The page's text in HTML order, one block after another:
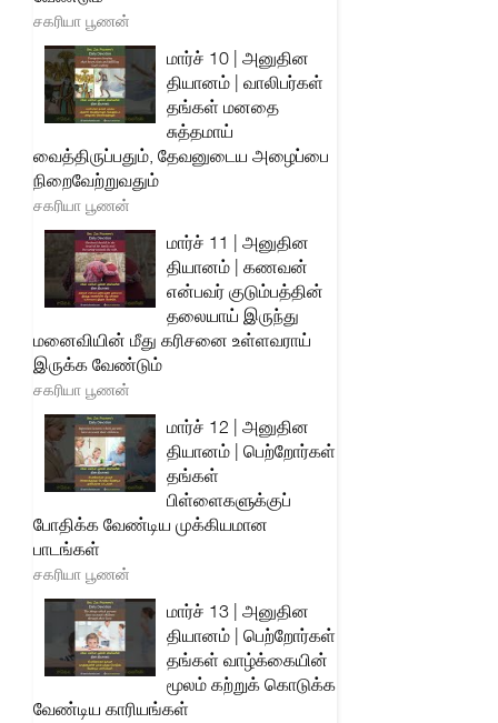
சகரியா பூணன்
மார்ச் 10 | அனுதின
தியானம் | வாலிபர்கள்
தங்கள் மனதை
சுத்தமாய்
வைத்திருப்பதும், தேவனுடைய அழைப்பை
நிறைவேற்றுவதும்
சகரியா பூணன்
மார்ச் 11 | அனுதின
தியானம் | கணவன்
என்பவர் குடும்பத்தின்
தலையாய் இருந்து
மனைவியின் மீது கரிசனை உள்ளவராய்
இருக்க வேண்டும்
சகரியா பூணன்
மார்ச் 12 | அனுதின
தியானம் | பெற்றோர்கள்
தங்கள்
பிள்ளைகளுக்குப்
போதிக்க வேண்டிய முக்கியமான
பாடங்கள்
சகரியா பூணன்
மார்ச் 13 | அனுதின
தியானம் | பெற்றோர்கள்
தங்கள் வாழ்க்கையின்
மூலம் கற்றுக் கொடுக்க
வேண்டிய காரியங்கள்